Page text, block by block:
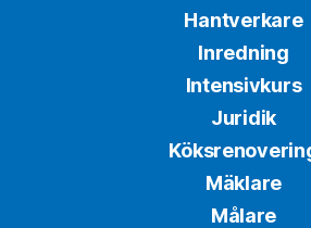
Hantverkare
Inredning
Intensivkurs
Juridik
Mäklare
Målare